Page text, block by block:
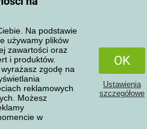
Na podstawie
używamy plików
zawartości oraz
i produktów.
zgodę na
reklamowych
Możesz
w
OK
Ustawienia
szczegółowe